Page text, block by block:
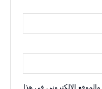
الإلكتروني في هذا